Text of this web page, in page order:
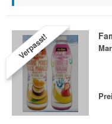
Verpasst!